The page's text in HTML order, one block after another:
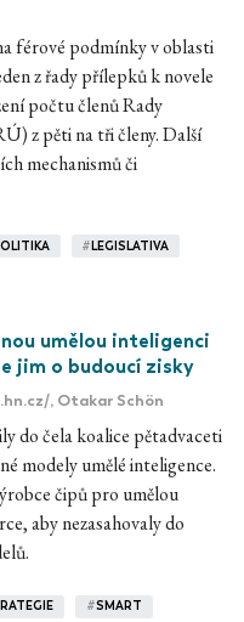
férové podmínky v oblasti
z řady přílepků k novele
počtu členů Rady
z pěti na tři členy. Další
mechanismů či
# LEGISLATIVA
umělou inteligenci
jim o budoucí zisky
, Otakar Schön
do čela koalice pětadvaceti
modely umělé inteligence.
čipů pro umělou
aby nezasahovaly do
#SMART